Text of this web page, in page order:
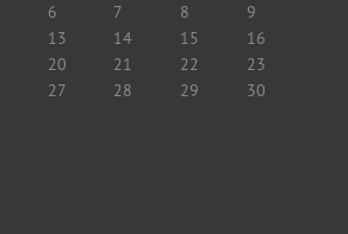
6 7 8
9
13 14 15
16
20 21 22
23
27 28 29
30